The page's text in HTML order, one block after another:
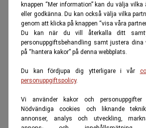
knappen “Mer information” kan du välja
eller godkänna. Du kan också välja vilka
genom att klicka på knappen “visa våra
Du kan när du vill återkalla ditt
personuppgiftsbehandling samt justera
på “hantera kakor” på denna webbplats.
Du kan fördjupa dig ytterligare i vår
personuppgiftspolicy.
Vi använder kakor och
Nödvändiga cookies och liknande
annonser, analys och utveckling,